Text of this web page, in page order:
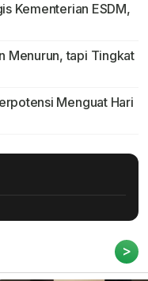
Kementerian ESDM,
Menurun, tapi Tingkat
Menguat Hari
>